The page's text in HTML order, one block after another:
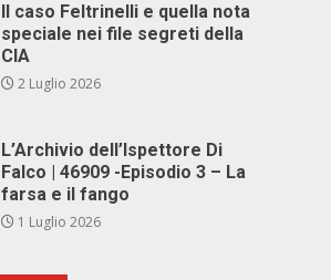
Il caso Feltrinelli e quella nota
speciale nei file segreti della
CIA
2 Luglio 2026
L’Archivio dell’Ispettore Di
Falco | 46909 -Episodio 3 – La
farsa e il fango
1 Luglio 2026